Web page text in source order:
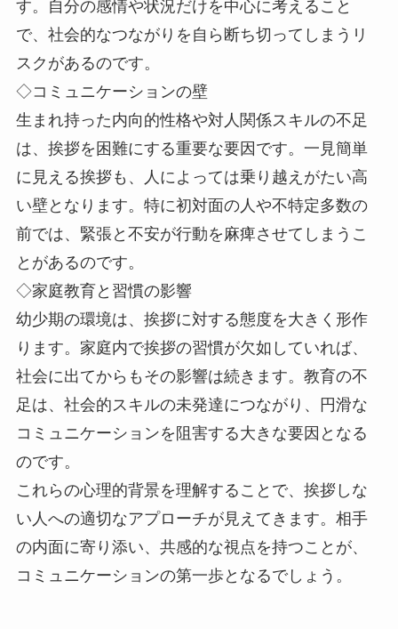
す。自分の感情や状況だけを中心に考えること
で、社会的なつながりを自ら断ち切ってしまうリ
スクがあるのです。
◇コミュニケーションの壁
生まれ持った内向的性格や対人関係スキルの不足
は、挨拶を困難にする重要な要因です。一見簡単
に見える挨拶も、人によっては乗り越えがたい高
い壁となります。特に初対面の人や不特定多数の
前では、緊張と不安が行動を麻痺させてしまうこ
とがあるのです。
◇家庭教育と習慣の影響
幼少期の環境は、挨拶に対する態度を大きく形作
ります。家庭内で挨拶の習慣が欠如していれば、
社会に出てからもその影響は続きます。教育の不
足は、社会的スキルの未発達につながり、円滑な
コミュニケーションを阻害する大きな要因となる
のです。
これらの心理的背景を理解することで、挨拶しな
い人への適切なアプローチが見えてきます。相手
の内面に寄り添い、共感的な視点を持つことが、
コミュニケーションの第一歩となるでしょう。